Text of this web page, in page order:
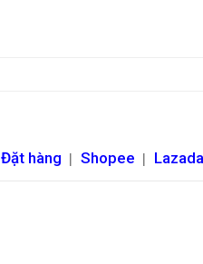
Đặt hàng | Shopee | Lazada